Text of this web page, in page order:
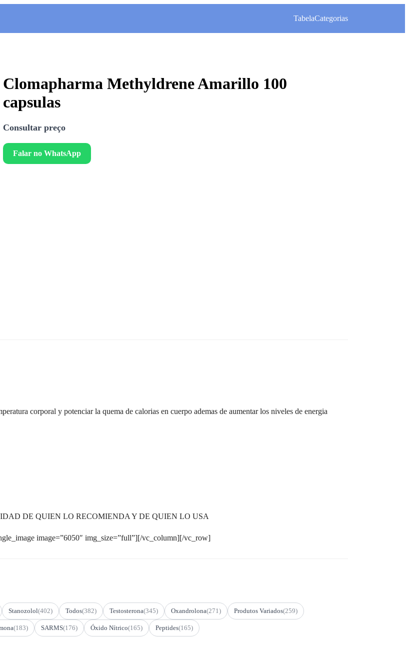
TabelaCategorias
Clomapharma Methyldrene Amarillo 100
capsulas
Consultar preço
Falar no WhatsApp
corporal y potenciar la quema de calorias en cuerpo ademas de aumentar los niveles de energia
DE QUIEN LO RECOMIENDA Y DE QUIEN LO USA
image=”6050″ img_size=”full”][/vc_column][/vc_row]
Stanozolol(402) Todos(382) Testosterona(345) Oxandrolona(271) Produtos Variados(259)
(183) SARMS(176) Óxido Nítrico(165) Peptides(165)